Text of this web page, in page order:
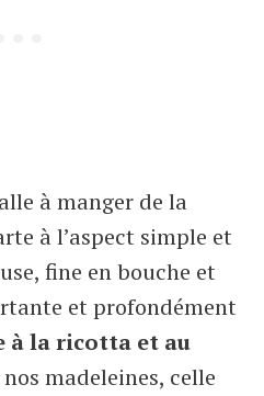
à manger de la
à l’aspect simple et
fine en bouche et
et profondément
à la ricotta et au
madeleines, celle